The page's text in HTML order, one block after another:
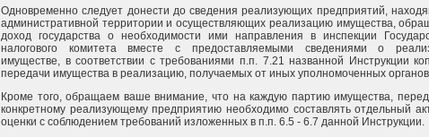
Одновременно следует донести до сведения реализующих предприятий,
административной территории и осуществляющих реализацию имущества,
доход государства о необходимости ими направления в инспекции
налогового комитета вместе с предоставляемыми сведениями о
имуществе, в соответствии с требованиями п.п. 7.21 названной Инструкции
передачи имущества в реализацию, получаемых от иных уполномоченных
Кроме того, обращаем ваше внимание, что на каждую партию имущества,
конкретному реализующему предприятию необходимо составлять отдельный
оценки с соблюдением требований изложенных в п.п. 6.5 - 6.7 данной Инструкции.